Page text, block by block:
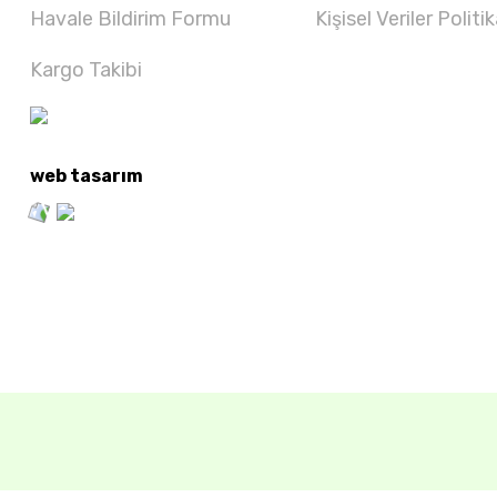
Havale Bildirim Formu
Kargo Takibi
Kişisel Veriler
web tasarım